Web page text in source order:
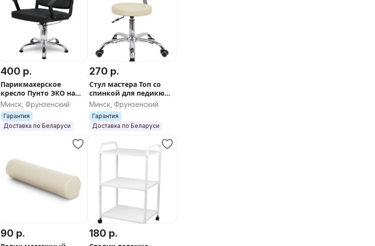
400 р.
Парикмахерское
кресло Пунто ЭКО на
пятилучии (черное)
Минск, Фрунзенский
Гарантия
Доставка по Беларуси
270 р.
Стул мастера Топ со
спинкой для педикюра
на низком
подъемнике (
Минск, Фрунзенский
Гарантия
Доставка по Беларуси
90 р. 180 р.